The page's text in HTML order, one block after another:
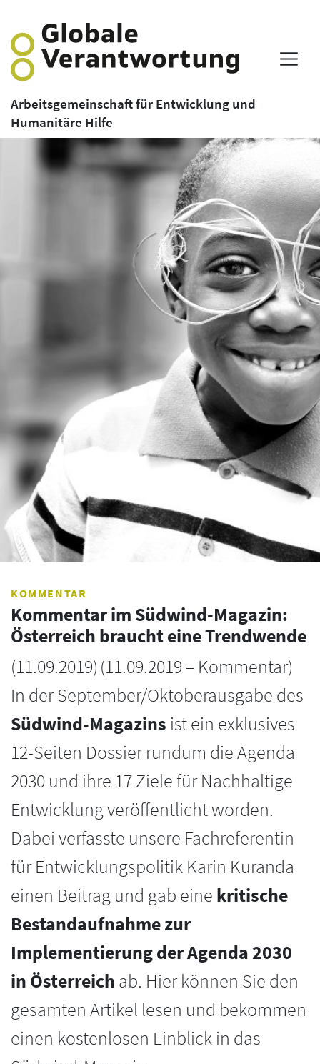
Arbeitsgemeinschaft für Entwicklung und
Humanitäre Hilfe
KOMMENTAR
Kommentar im Südwind-Magazin:
Österreich braucht eine Trendwende
(11.09.2019) (11.09.2019 – Kommentar)
In der September/Oktoberausgabe des
Südwind-Magazins ist ein exklusives
12-Seiten Dossier rundum die Agenda
2030 und ihre 17 Ziele für Nachhaltige
Entwicklung veröffentlicht worden.
Dabei verfasste unsere Fachreferentin
für Entwicklungspolitik Karin Kuranda
einen Beitrag und gab eine kritische
Bestandaufnahme zur
Implementierung der Agenda 2030
in Österreich ab. Hier können Sie den
gesamten Artikel lesen und bekommen
einen kostenlosen Einblick in das